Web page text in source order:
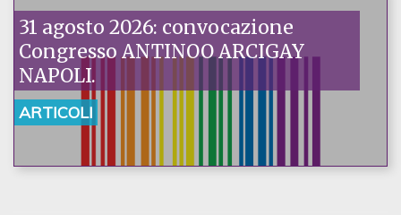
31 agosto 2026: convocazione
Congresso ANTINOO ARCIGAY
NAPOLI.
ARTICOLI